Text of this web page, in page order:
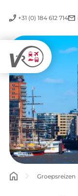
+31 (0) 184 612 714
Groepsreizen